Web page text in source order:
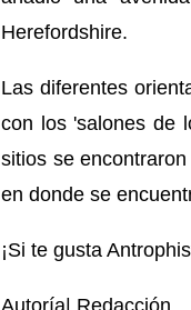
Herefordshire.
Las diferentes
con los 'salones de
sitios se
en donde se
¡Si te gusta
Autoría| Redacción